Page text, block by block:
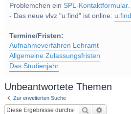
Problemchen einSPL-Kontaktformular.
- Das neue vlvz "u:find" ist online: u:find
Termine/Fristen:
Aufnahmeverfahren Lehramt
Allgemeine Zulassungsfristen
Das Studienjahr
Unbeantwortete Themen
Zur erweiterten Suche
Suche